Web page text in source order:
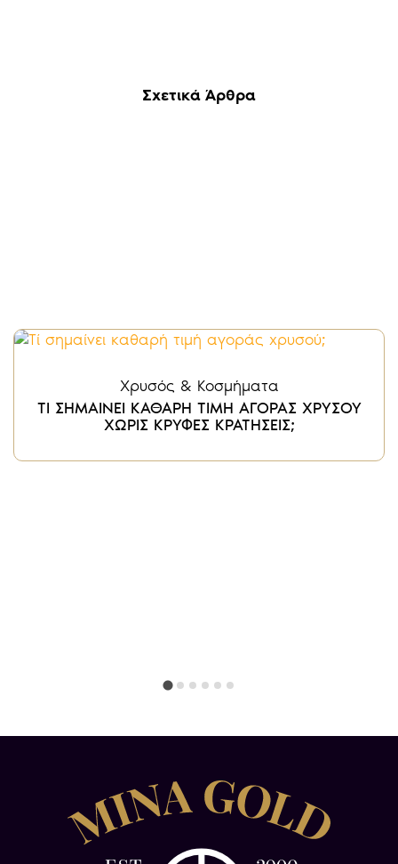
Σχετικά Άρθρα
Χρυσός & Κοσμήματα
ΤΙ ΣΗΜΑΙΝΕΙ ΚΑΘΑΡΗ ΤΙΜΗ ΑΓΟΡΑΣ ΧΡΥΣΟΥ
ΧΩΡΙΣ ΚΡΥΦΕΣ ΚΡΑΤΗΣΕΙΣ;